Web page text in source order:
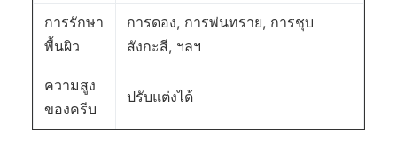
การรักษา
พื้นผิว
การดอง, การพ่นทราย, การชุบ
สังกะสี, ฯลฯ
ความสูง
ของครีบ
ปรับแต่งได้